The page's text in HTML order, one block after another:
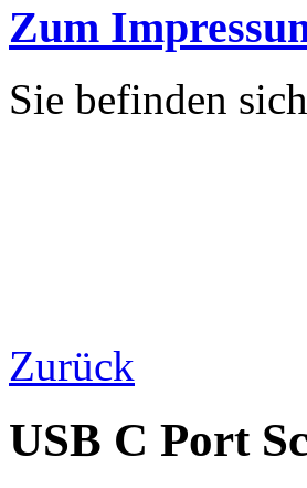
Zum
Sie befinden
Zurück
USB C Port